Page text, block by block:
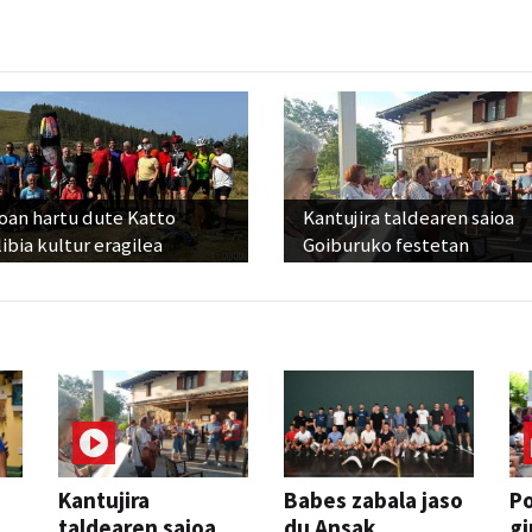
hartu dute Katto
kultur eragilea
Kantujira taldearen saioa
Goiburuko festetan
Kantujira
Babes zabala jaso